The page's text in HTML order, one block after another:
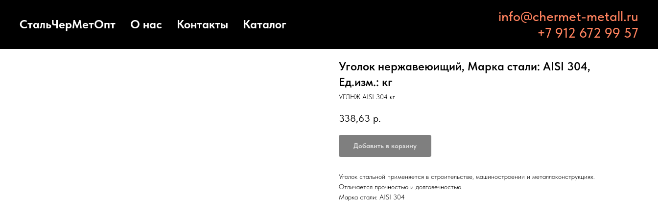
СтальЧерМетОпт О нас Контакты Каталог
info@chermet-metall.ru
+7 912 672 99 57
Уголок нержавеюищий, Марка стали: AISI 304,
Ед.изм.: кг
УГЛНЖ AISI 304 кг
338,63 р.
Добавить в корзину
Уголок стальной применяется в строительстве, машиностроении и металлоконструкциях.
Отличается прочностью и долговечностью.
Марка стали: AISI 304